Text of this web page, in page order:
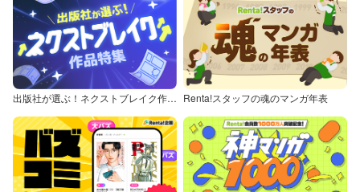
出版社が選ぶ！ネクストブレイク作品特集 Renta!スタッフの魂のマンガ年表